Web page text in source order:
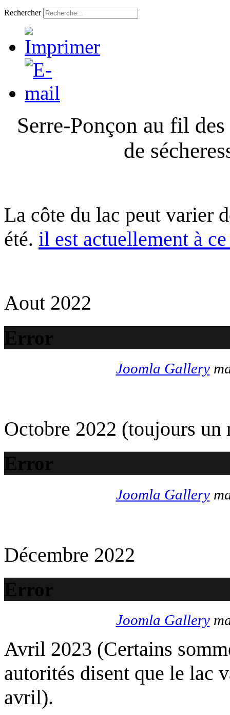
Rechercher
Serre-Ponçon au fil
de
La côte du lac peut varier
été. il est actuellement à
Aout 2022
Error
Joomla Gallery
Octobre 2022 (toujours un
Error
Joomla Gallery
Décembre 2022
Error
Joomla Gallery
Avril 2023 (Certains
autorités disent que le lac
avril).